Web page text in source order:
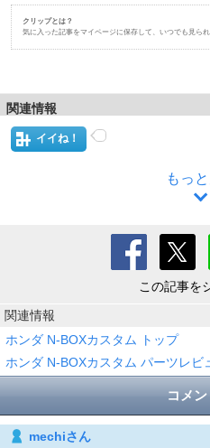
クリップとは？
気に入った記事をマイページに保存して、いつでも見られ
関連情報
イイね！
もっ
この記事を
関連情報
ホンダ N-BOXカスタム トップ
ホンダ N-BOXカスタム パーツレビ
コメ
mechiさん